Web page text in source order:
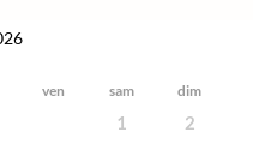
ven sam dim
1
2